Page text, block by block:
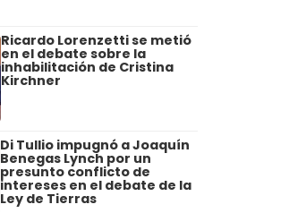
Ricardo Lorenzetti se metió
en el debate sobre la
inhabilitación de Cristina
Kirchner
Di Tullio impugnó a Joaquín
Benegas Lynch por un
presunto conflicto de
intereses en el debate de la
Ley de Tierras